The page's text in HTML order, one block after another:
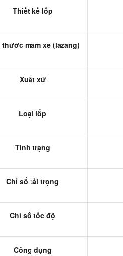
Thiết kế lốp
thước mâm xe (lazang)
Xuất xứ
Loại lốp
Tình trạng
Chỉ số tải trọng
Chỉ số tốc độ
Công dụng